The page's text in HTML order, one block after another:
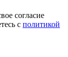
согласие
с политикой